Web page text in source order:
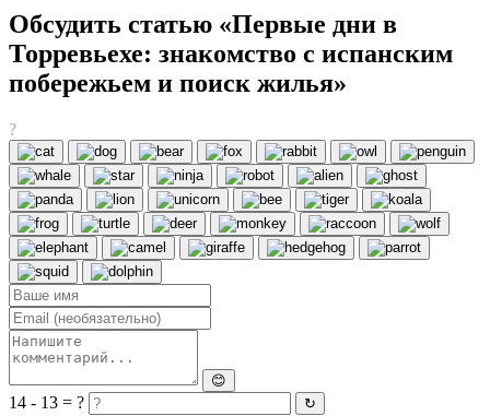
Обсудить статью «Первые дни в
Торревьехе: знакомство с испанским
побережьем и поиск жилья»
?
😊
14 - 13 = ? ↻